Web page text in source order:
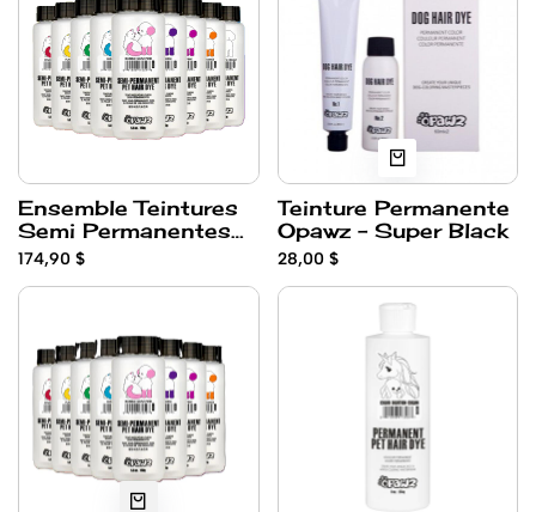
Ensemble Teintures
Semi Permanentes
Opawz + Diluant
174,90 $
Teinture Permanente
Opawz - Super Black
28,00 $